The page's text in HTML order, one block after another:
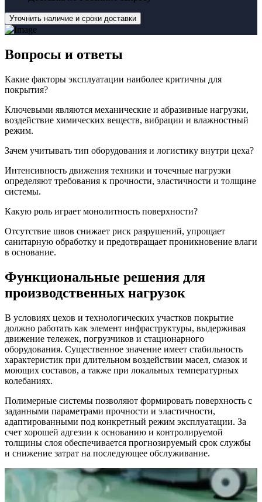
Уточнить наличие и сроки доставки
Вопросы и ответы
Какие факторы эксплуатации наиболее критичны для
покрытия?
Ключевыми являются механические и абразивные нагрузки,
воздействие химических веществ, вибрации и влажностный
режим.
Зачем учитывать тип оборудования и логистику внутри цеха?
Интенсивность движения техники и точечные нагрузки
определяют требования к прочности, эластичности и толщине
системы.
Какую роль играет монолитность поверхности?
Отсутствие швов снижает риск разрушений, упрощает
санитарную обработку и предотвращает проникновение влаги
в основание.
Функциональные решения для
производственных нагрузок
В условиях цехов и технологических участков покрытие
должно работать как элемент инфраструктуры, выдерживая
движение тележек, погрузчиков и стационарного
оборудования. Существенное значение имеет стабильность
характеристик при длительном воздействии масел, смазок и
моющих составов, а также при локальных температурных
колебаниях.
Полимерные системы позволяют формировать поверхность с
заданными параметрами прочности и эластичности,
адаптированными под конкретный режим эксплуатации. За
счет хорошей адгезии к основанию и контролируемой
толщины слоя обеспечивается прогнозируемый срок службы
и снижение затрат на последующее обслуживание.